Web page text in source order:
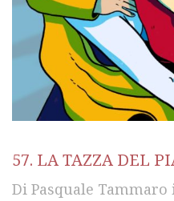
57. LA TAZZA DEL
Di Pasquale Tammaro